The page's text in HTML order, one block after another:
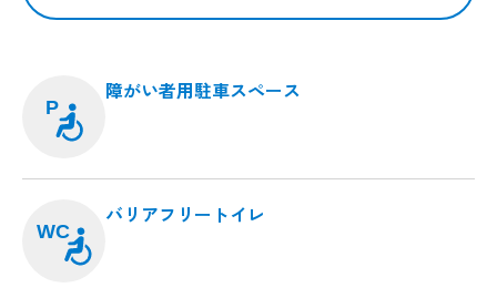
P
障がい者用駐車スペース
WC
バリアフリートイレ